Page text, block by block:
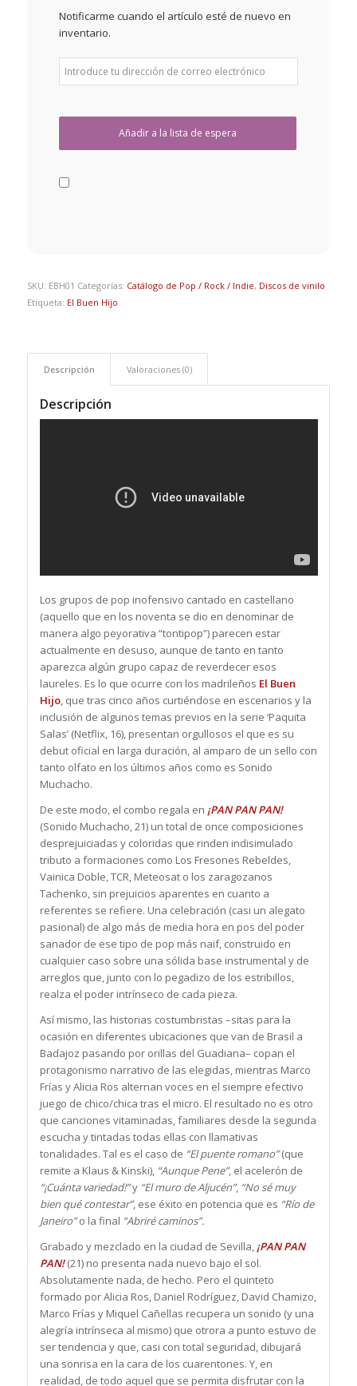
Notificarme cuando el artículo esté de nuevo en
inventario.
SKU: EBH01 Categorías: Catálogo de Pop / Rock / Indie, Discos de vinilo
Etiqueta: El Buen Hijo
Descripción Valoraciones (0)
Descripción
Los grupos de pop inofensivo cantado en castellano
(aquello que en los noventa se dio en denominar de
manera algo peyorativa “tontipop”) parecen estar
actualmente en desuso, aunque de tanto en tanto
aparezca algún grupo capaz de reverdecer esos
laureles. Es lo que ocurre con los madrileños El Buen
Hijo, que tras cinco años curtiéndose en escenarios y la
inclusión de algunos temas previos en la serie ‘Paquita
Salas’ (Netflix, 16), presentan orgullosos el que es su
debut oficial en larga duración, al amparo de un sello con
tanto olfato en los últimos años como es Sonido
Muchacho.
De este modo, el combo regala en ¡PAN PAN PAN!
(Sonido Muchacho, 21) un total de once composiciones
desprejuiciadas y coloridas que rinden indisimulado
tributo a formaciones como Los Fresones Rebeldes,
Vainica Doble, TCR, Meteosat o los zaragozanos
Tachenko, sin prejuicios aparentes en cuanto a
referentes se refiere. Una celebración (casi un alegato
pasional) de algo más de media hora en pos del poder
sanador de ese tipo de pop más naif, construido en
cualquier caso sobre una sólida base instrumental y de
arreglos que, junto con lo pegadizo de los estribillos,
realza el poder intrínseco de cada pieza.
Así mismo, las historias costumbristas –sitas para la
ocasión en diferentes ubicaciones que van de Brasil a
Badajoz pasando por orillas del Guadiana– copan el
protagonismo narrativo de las elegidas, mientras Marco
Frías y Alicia Ros alternan voces en el siempre efectivo
juego de chico/chica tras el micro. El resultado no es otro
que canciones vitaminadas, familiares desde la segunda
escucha y tintadas todas ellas con llamativas
tonalidades. Tal es el caso de “El puente romano”(que
remite a Klaus & Kinski),“Aunque Pene”, el acelerón de
“¡Cuánta variedad!”y “El muro de Aljucén”, “No sé muy
bien qué contestar”, ese éxito en potencia que es “Río de
Janeiro”o la final “Abriré caminos”.
Grabado y mezclado en la ciudad de Sevilla, ¡PAN PAN
PAN! (21) no presenta nada nuevo bajo el sol.
Absolutamente nada, de hecho. Pero el quinteto
formado por Alicia Ros, Daniel Rodríguez, David Chamizo,
Marco Frías y Miquel Cañellas recupera un sonido (y una
alegría intrínseca al mismo) que otrora a punto estuvo de
ser tendencia y que, casi con total seguridad, dibujará
una sonrisa en la cara de los cuarentones. Y, en
realidad, de todo aquel que se permita disfrutar con la